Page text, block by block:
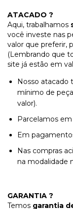
ATACADO ?
Aqui, trabalhamos
você investe nas
valor que preferir,
(Lembrando que
site já estão em
Nosso
mínimo de
valor).
Parcelamos
Em
Nas compras
na modalidade
GARANTIA ?
Temos garantia